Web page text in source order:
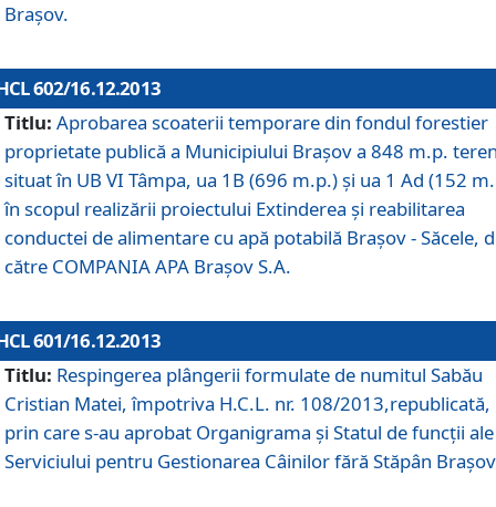
Braşov.
602/16.12.2013
Titlu: Aprobarea scoaterii temporare din fondul forestier
proprietate publică a Municipiului Braşov a 848 m.p.
situat în UB VI Tâmpa, ua 1B (696 m.p.) şi ua 1 Ad (152
în scopul realizării proiectului Extinderea şi reabilitarea
conductei de alimentare cu apă potabilă Braşov - Săcele,
către COMPANIA APA Braşov S.A.
601/16.12.2013
Titlu: Respingerea plângerii formulate de numitul Sabău
Cristian Matei, împotriva H.C.L. nr. 108/2013,republicată,
prin care s-au aprobat Organigrama şi Statul de funcţii ale
Serviciului pentru Gestionarea Câinilor fără Stăpân